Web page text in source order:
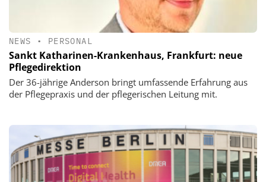
NEWS • PERSONAL
Sankt Katharinen-Krankenhaus, Frankfurt: neue
Pflegedirektion
Der 36-jährige Anderson bringt umfassende Erfahrung aus
der Pflegepraxis und der pflegerischen Leitung mit.